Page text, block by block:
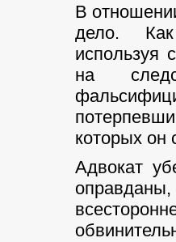
В
дело.
используя
на
которых он
Адвокат